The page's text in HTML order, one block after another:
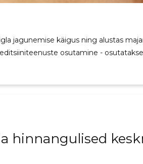
jagunemise käigus ning alustas
osutamine -
hinnangulised